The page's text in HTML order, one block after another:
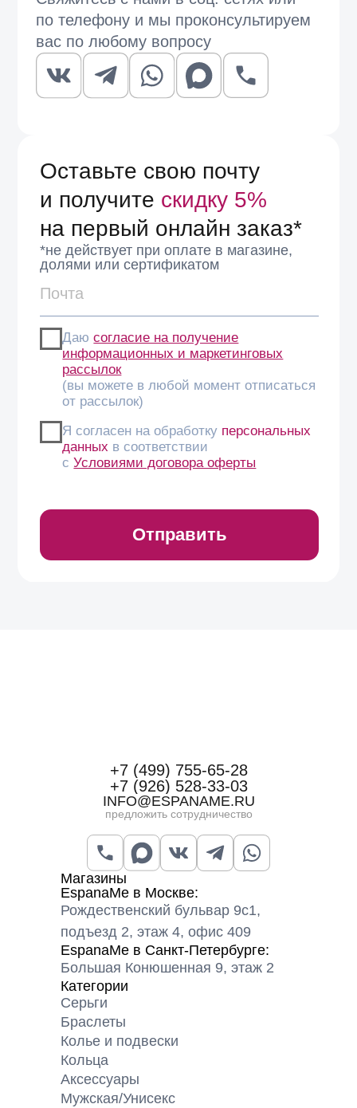
Магазины
EspanaMe в Москве:
Рождественский бульвар 9с1,
подъезд 2, этаж 4, офис 409
EspanaMe в Санкт-Петербурге:
Большая Конюшенная 9, этаж 2
Категории
Серьги
Браслеты
Колье и подвески
Кольца
Аксессуары
Мужская/Унисекс
+7 (499) 755-65-28
+7 (926) 528-33-03
INFO@ESPANAME.RU
предложить сотрудничество